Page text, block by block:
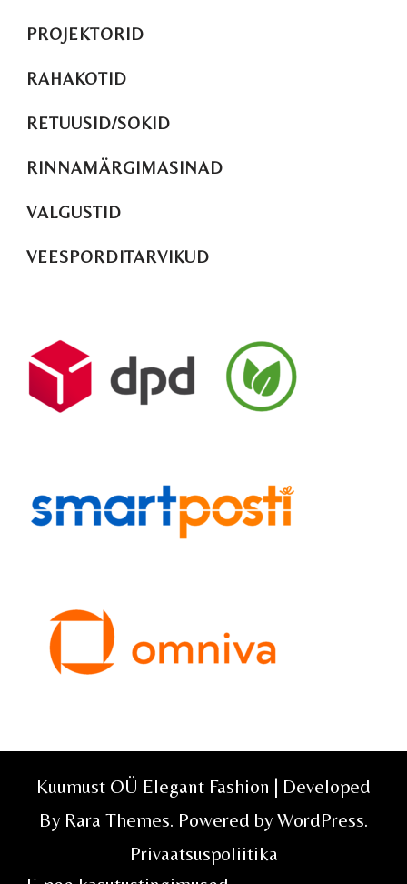
PROJEKTORID
RAHAKOTID
RETUUSID/SOKID
RINNAMÄRGIMASINAD
VALGUSTID
VEESPORDITARVIKUD
Kuumust OÜ Elegant Fashion | Developed
By Rara Themes. Powered by WordPress.
Privaatsuspoliitika